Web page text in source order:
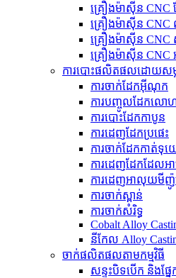
គ្រឿងម៉ាស៊ីន CNC
គ្រឿងម៉ាស៊ីន CNC
គ្រឿងម៉ាស៊ីន CNC
គ្រឿងម៉ាស៊ីន
ការបោះផលិតផលដោយសម្ភ
ការចាក់ដែកអ៊ីណុក
ការបញ្ចូលដែកលោ
ការបោះដែកកាបូន
ការ​ដេញ​ដែក​ប្រផេះ
ការ​ចាក់​ដែក​កាត់​ទុ
ការ​ដេញ​ដែក​ដែល​អ
ការ​ដេញ​អាលុយ​មី
ការចាក់ស្ពាន់
ការចាក់សំរិទ្ធ
Cobalt Alloy
នីកែល Alloy
ចាក់ផលិតផលតាមកម្មវិធី
សន្ទះបិទបើក និងផ្ន